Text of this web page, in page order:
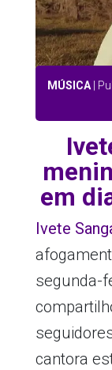
MÚSICA |
em
Ivete
segunda-
cantora